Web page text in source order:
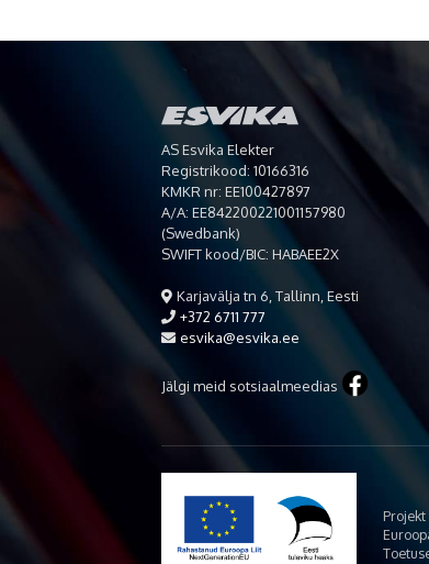
AS Esvika Elekter
Registrikood: 10166316
KMKR nr: EE100427897
A/A: EE842200221001157980
(Swedbank)
SWIFT kood/BIC: HABAEE2X
Karjavälja tn 6, Tallinn, Eesti
+372 6711 777
esvika@esvika.ee
Jälgi meid sotsiaalmeedias